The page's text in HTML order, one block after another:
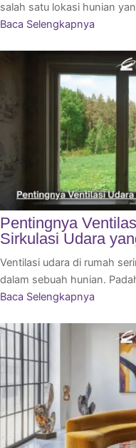
salah satu lokasi hunian
Baca Selengkapnya
Pentingnya
Sirkulasi Udara
Ventilasi udara di rumah
dalam sebuah hunian.
Baca Selengkapnya